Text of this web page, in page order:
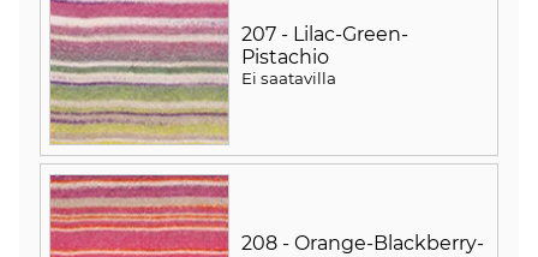
207 - Lilac-Green-
Pistachio
Ei saatavilla
208 - Orange-Blackberry-